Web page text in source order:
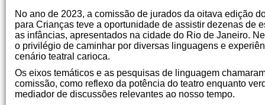
No ano de 2023, a comissão de jurados da oitava edição
para Crianças teve a oportunidade de assistir dezenas de
as infâncias, apresentados na cidade do Rio de Janeiro.
o privilégio de caminhar por diversas linguagens e
cenário teatral carioca.
Os eixos temáticos e as pesquisas de linguagem
comissão, como reflexo da potência do teatro enquanto
mediador de discussões relevantes ao nosso tempo.